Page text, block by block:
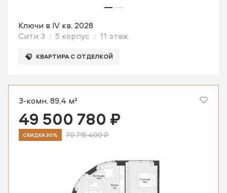
Ключи в IV кв. 2028
Сити 3
5 корпус 11 этаж
КВАРТИРА С ОТДЕЛКОЙ
3-комн. 89,4 м²
49 500 780 ₽
СКИДКА 30% 70 715 400 ₽